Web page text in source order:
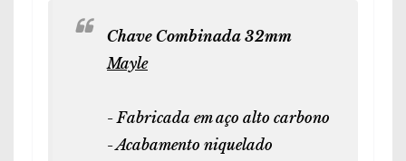
Chave Combinada 32mm
Mayle
- Fabricada em aço alto carbono
- Acabamento niquelado